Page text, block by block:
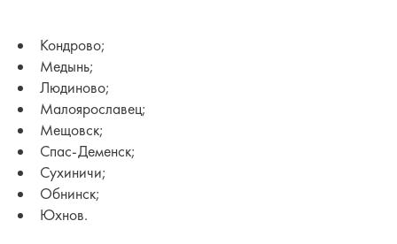
Кондрово;
Медынь;
Людиново;
Малоярославец;
Мещовск;
Спас-Деменск;
Сухиничи;
Обнинск;
Юхнов.